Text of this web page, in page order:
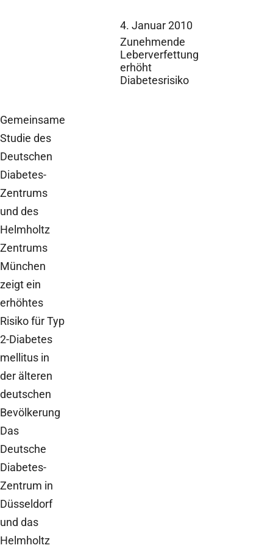
4. Januar 2010
Zunehmende
Leberverfettung
erhöht
Diabetesrisiko
Gemeinsame
Studie des
Deutschen
Diabetes-
Zentrums
und des
Helmholtz
Zentrums
München
zeigt ein
erhöhtes
Risiko für Typ
2-Diabetes
mellitus in
der älteren
deutschen
Bevölkerung
Das
Deutsche
Diabetes-
Zentrum in
Düsseldorf
und das
Helmholtz